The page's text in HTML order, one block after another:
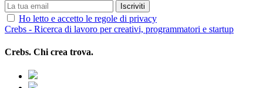
Ho letto e accetto le regole di privacy
Crebs - Ricerca di lavoro per creativi, programmatori e startup
Crebs. Chi crea trova.